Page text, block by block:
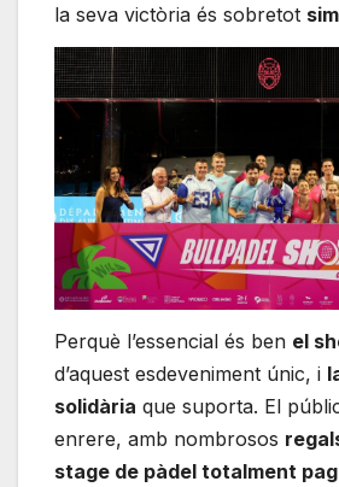
la seva victòria és sobretot
Perquè l’essencial és ben el
d’aquest esdeveniment únic, i
solidària que suporta. El
enrere, amb nombrosos
stage de pàdel totalment